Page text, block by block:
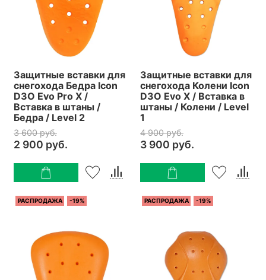
Защитные вставки для
снегохода Бедра Icon
D3O Evo Pro X /
Вставка в штаны /
Бедра / Level 2
3 600 руб.
2 900 руб.
Защитные вставки для
снегохода Колени Icon
D3O Evo X / Вставка в
штаны / Колени / Level
1
4 900 руб.
3 900 руб.
РАСПРОДАЖА -19% РАСПРОДАЖА -19%